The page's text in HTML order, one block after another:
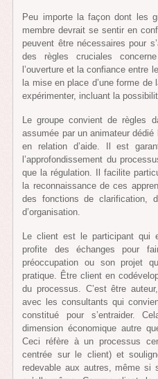
Peu importe la façon dont les
membre devrait se sentir en
peuvent être nécessaires pour
des règles cruciales
l’ouverture et la confiance entre
la mise en place d’une forme
expérimenter, incluant la
Le groupe convient de règles
assumée par un animateur
en relation d’aide. Il est
l’approfondissement du
que la régulation. Il facilite
la reconnaissance de ces
des fonctions de clarification,
d’organisation.
Le client est le participant
profite des échanges pour
préoccupation ou son projet
pratique. Être client en
du processus. C’est être
avec les consultants qui
constitué pour s’entraider.
dimension économique autre
Ceci réfère à un processus
centrée sur le client) et
redevable aux autres, même si